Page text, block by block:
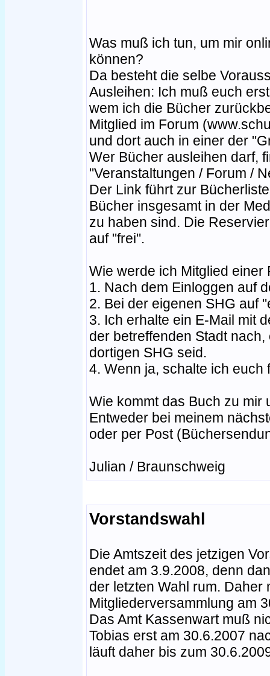
Was muß ich tun, um mir
können?
Da besteht die selbe
Ausleihen: Ich muß euch
wem ich die Bücher
Mitglied im Forum
und dort auch in einer der
Wer Bücher ausleihen darf,
"Veranstaltungen / Forum /
Der Link führt zur
Bücher insgesamt in der
zu haben sind. Die
auf "frei".
Wie werde ich Mitglied einer
1. Nach dem Einloggen auf
2. Bei der eigenen SHG auf
3. Ich erhalte ein E-Mail mit
der betreffenden Stadt
dortigen SHG seid.
4. Wenn ja, schalte ich euch
Wie kommt das Buch zu mir
Entweder bei meinem
oder per Post
Julian / Braunschweig
Vorstandswahl
Die Amtszeit des jetzigen
endet am 3.9.2008, denn
der letzten Wahl rum. Daher
Mitgliederversammlung am
Das Amt Kassenwart muß
Tobias erst am 30.6.2007
läuft daher bis zum